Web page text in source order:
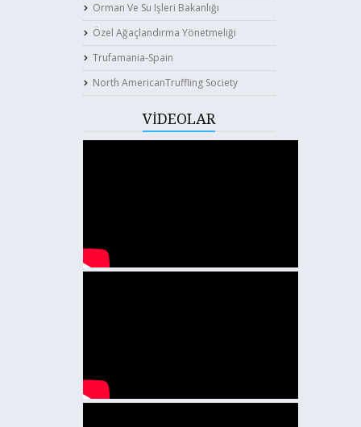
Orman Ve Su Işleri Bakanlığı
Özel Ağaçlandırma Yönetmeliği
Trufamania-Spain
North AmericanTruffling Society
VİDEOLAR